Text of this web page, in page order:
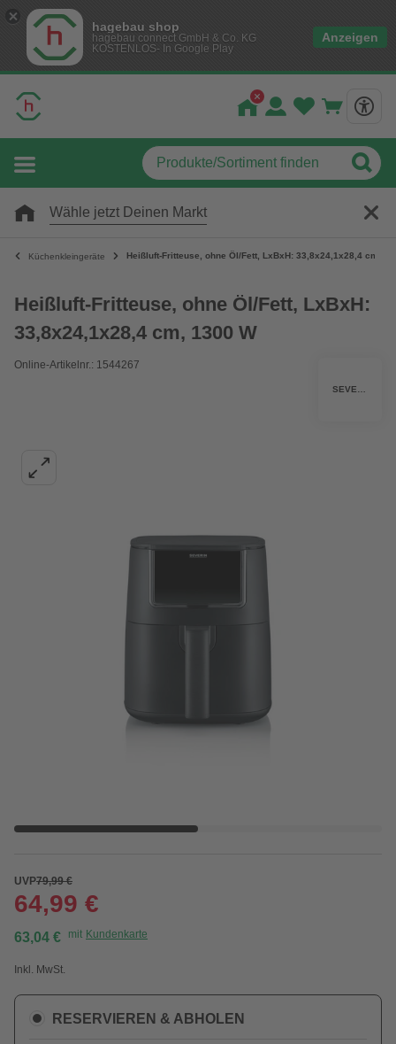
hagebau shop
hagebau connect GmbH & Co. KG
KOSTENLOS- In Google Play
Anzeigen
Wähle jetzt Deinen Markt
Küchenkleingeräte Heißluft-Fritteuse, ohne Öl/Fett, LxBxH: 33,8x24,1x28,4 cm,
Heißluft-Fritteuse, ohne Öl/Fett, LxBxH:
33,8x24,1x28,4 cm, 1300 W
Online-Artikelnr.: 1544267
UVP79,99 €
64,99 €
63,04 € mit Kundenkarte
Inkl. MwSt.
RESERVIEREN & ABHOLEN